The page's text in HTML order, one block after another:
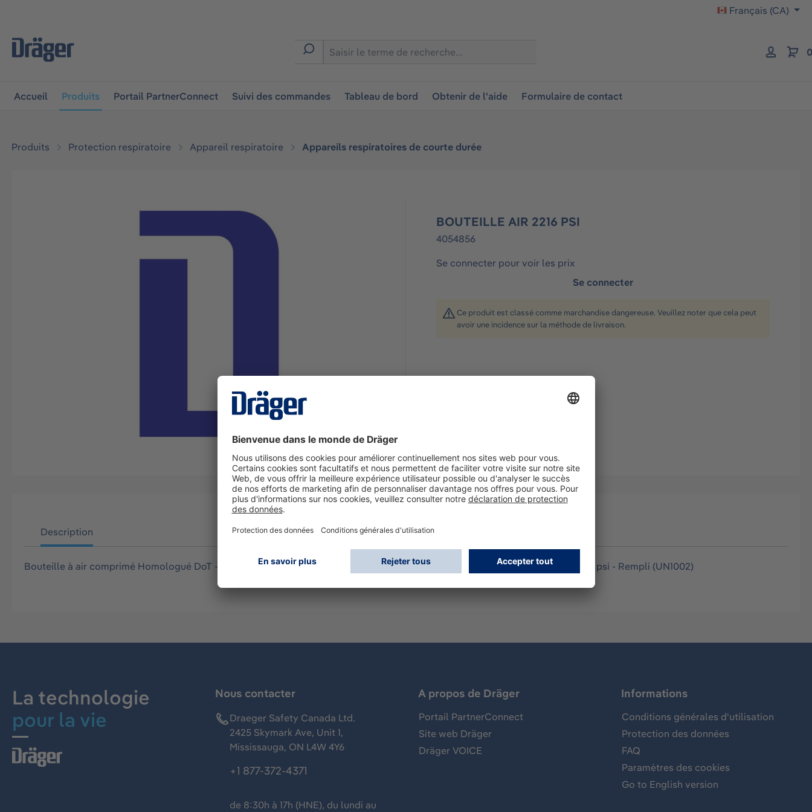
Français (CA)
Accueil Produits Portail PartnerConnect Suivi des commandes Tableau de bord Obtenir de l'aide Formulaire de contact
Produits Protection respiratoire Appareil respiratoire Appareils respiratoires de courte durée
BOUTEILLE AIR 2216 PSI
4054856
Se connecter pour voir les prix
Se connecter
Ce produit est classé comme marchandise dangereuse. Veuillez noter que cela peut
avoir une incidence sur la méthode de livraison.
Description
Bouteille à air comprimé Homologué DoT - Pression de service : 2216 psi - Matériau de la bouteille : Aluminium - Robinet : 2 216 psi - Rempli (UN1002)
La technologie
pour la vie
Nous contacter
Draeger Safety Canada Ltd.
2425 Skymark Ave, Unit 1,
Mississauga, ON L4W 4Y6
+1 877-372-4371
de 8:30h à 17h (HNE), du lundi au
A propos de Dräger
Portail PartnerConnect
Site web Dräger
Dräger VOICE
Informations
Conditions générales d'utilisation
Protection des données
FAQ
Paramètres des cookies
Go to English version